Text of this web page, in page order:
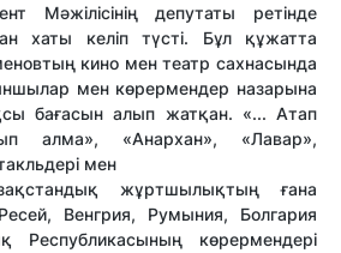
Мәжілісінің депутаты ретінде
хаты келіп түсті. Бұл құжатта
кино мен театр сахнасында
мен көрермендер назарына
бағасын алып жатқан. «... Атап
алма», «Анархан», «Лавар»,
мен
жұртшылықтың ғана
Венгрия, Румыния, Болгария
көрермендері